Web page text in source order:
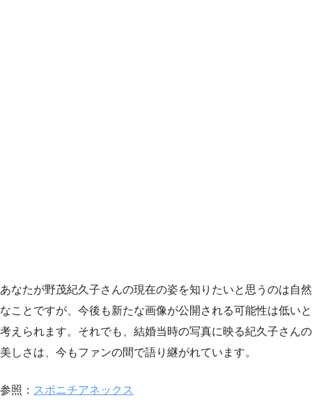
あなたが野茂紀久子さんの現在の姿を知りたいと思うのは自然
なことですが、今後も新たな画像が公開される可能性は低いと
考えられます。それでも、結婚当時の写真に映る紀久子さんの
美しさは、今もファンの間で語り継がれています。
参照： スポニチアネックス